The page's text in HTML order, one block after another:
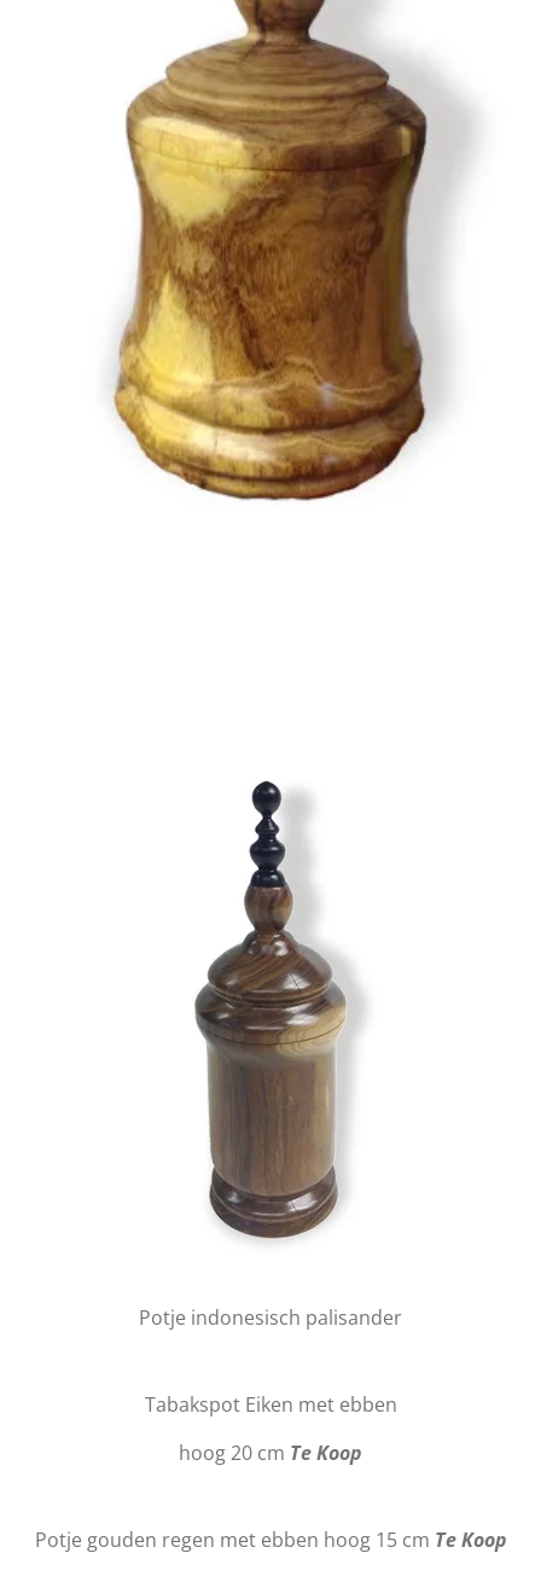
Potje indonesisch palisander
Tabakspot Eiken met ebben
hoog 20 cm Te Koop
Potje gouden regen met ebben hoog 15 cm Te Koop